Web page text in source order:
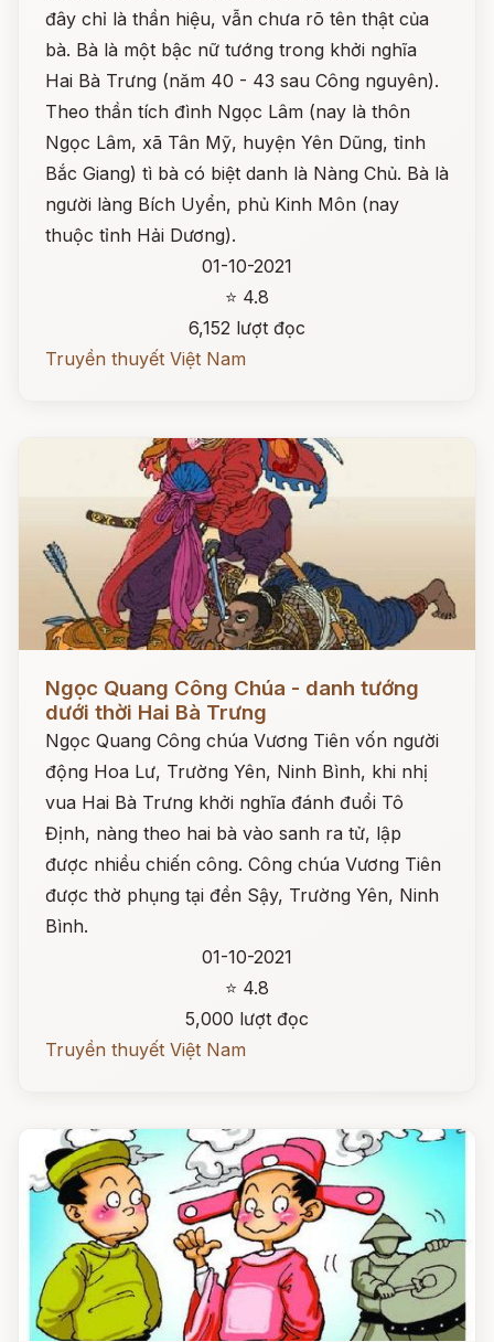
đây chỉ là thần hiệu, vẫn chưa rõ tên thật của
bà. Bà là một bậc nữ tướng trong khởi nghĩa
Hai Bà Trưng (năm 40 - 43 sau Công nguyên).
Theo thần tích đình Ngọc Lâm (nay là thôn
Ngọc Lâm, xã Tân Mỹ, huyện Yên Dũng, tỉnh
Bắc Giang) tì bà có biệt danh là Nàng Chủ. Bà là
người làng Bích Uyển, phủ Kinh Môn (nay
thuộc tỉnh Hải Dương).
01-10-2021
⭐ 4.8
6,152 lượt đọc
Truyền thuyết Việt Nam
Ngọc Quang Công Chúa - danh tướng
dưới thời Hai Bà Trưng
Ngọc Quang Công chúa Vương Tiên vốn người
động Hoa Lư, Trường Yên, Ninh Bình, khi nhị
vua Hai Bà Trưng khởi nghĩa đánh đuổi Tô
Định, nàng theo hai bà vào sanh ra tử, lập
được nhiều chiến công. Công chúa Vương Tiên
được thờ phụng tại đền Sậy, Trường Yên, Ninh
Bình.
01-10-2021
⭐ 4.8
5,000 lượt đọc
Truyền thuyết Việt Nam